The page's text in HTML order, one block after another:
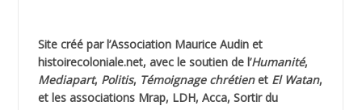
AHLOUCHE Mabrouk *
AIBLIED Ahmed
Site créé par l’Association Maurice Audinet
histoirecoloniale.net, avec le soutien de l’Humanité,
Mediapart, Politis, Témoignage chrétienet El Watan,
et les associations Mrap, LDH, Acca, Sortir du